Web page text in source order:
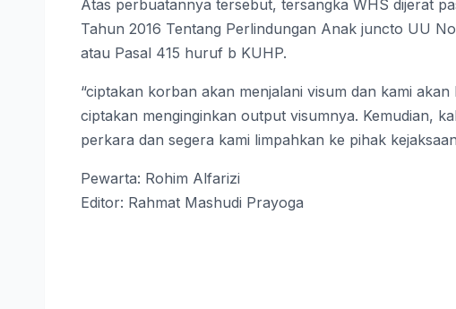
Atas perbuatannya tersebut, tersangka WHS dijerat
Tahun 2016 Tentang Perlindungan Anak juncto UU
atau Pasal 415 huruf b KUHP.
“ciptakan korban akan menjalani visum dan kami
ciptakan menginginkan output visumnya. Kemudian,
perkara dan segera kami limpahkan ke pihak
Pewarta: Rohim Alfarizi
Editor: Rahmat Mashudi Prayoga